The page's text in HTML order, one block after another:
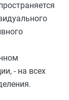
- на всех